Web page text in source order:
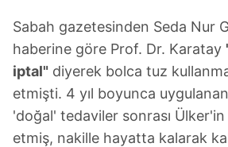
Sabah gazetesinden Seda Nur
haberine göre Prof. Dr. Karatay
iptal" diyerek bolca tuz
etmişti. 4 yıl boyunca
'doğal' tedaviler sonrası
etmiş, nakille hayatta kalarak